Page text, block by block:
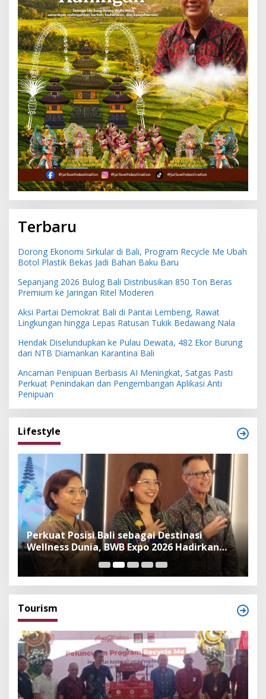
Terbaru
Dorong Ekonomi Sirkular di Bali, Program Recycle Me Ubah
Botol Plastik Bekas Jadi Bahan Baku Baru
Sepanjang 2026 Bulog Bali Distribusikan 850 Ton Beras
Premium ke Jaringan Ritel Moderen
Aksi Partai Demokrat Bali di Pantai Lembeng, Rawat
Lingkungan hingga Lepas Ratusan Tukik Bedawang Nala
Hendak Diselundupkan ke Pulau Dewata, 482 Ekor Burung
dari NTB Diamankan Karantina Bali
Ancaman Penipuan Berbasis AI Meningkat, Satgas Pasti
Perkuat Penindakan dan Pengembangan Aplikasi Anti
Penipuan
Lifestyle
Perkuat Posisi Bali sebagai Destinasi
Wellness Dunia, BWB Expo 2026 Hadirkan
Exhibitor Nasional dan Global
Tourism